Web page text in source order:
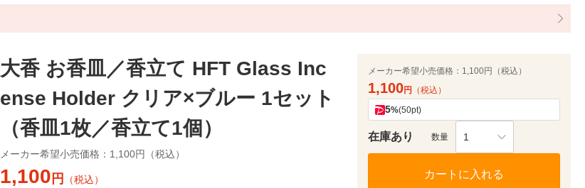
大香 お香皿／香立て HFT Glass Inc
ense Holder クリア×ブルー 1セット
（香皿1枚／香立て1個）
メーカー希望小売価格： 1,100円（税込）
1,100 円 （税込）
メーカー希望小売価格： 1,100円（税込）
1,100円 （税込）
5%(50pt)
在庫あり 数量 1
カートに入れる